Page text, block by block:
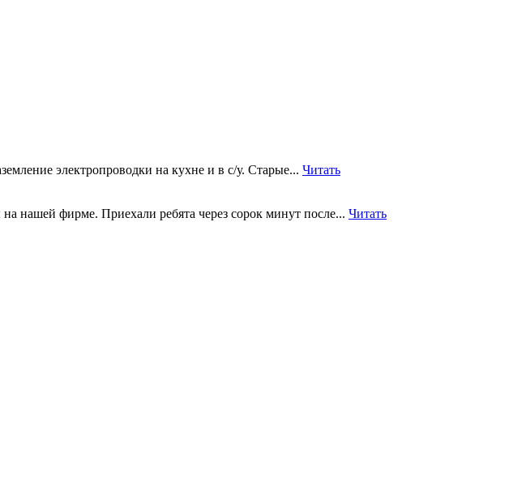
электропроводки на кухне и в с/у. Старые... Читать
нашей фирме. Приехали ребята через сорок минут после... Читать